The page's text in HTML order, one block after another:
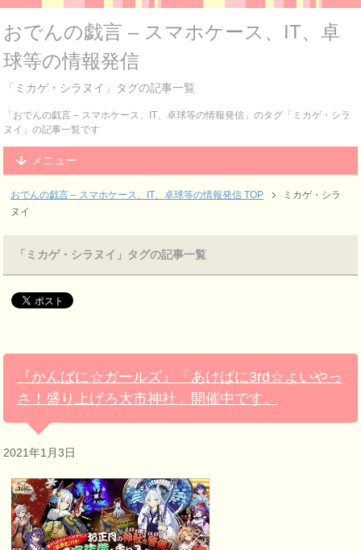
おでんの戯言 – スマホケース、IT、卓
球等の情報発信
「ミカゲ・シラヌイ」タグの記事一覧
「おでんの戯言 – スマホケース、IT、卓球等の情報発信」のタグ「ミカゲ・シラ
ヌイ」の記事一覧です
メニュー
おでんの戯言 – スマホケース、IT、卓球等の情報発信 TOP
ミカゲ・シラ
ヌイ
「ミカゲ・シラヌイ」タグの記事一覧
『かんぱに☆ガールズ』「あけぱに3rd☆よいやっ
さ！盛り上げろ大市神社」開催中です。
2021年1月3日